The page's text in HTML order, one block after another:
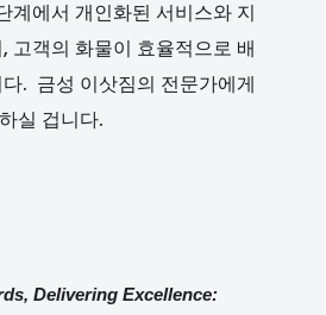
계에서 개인화된 서비스와 지
고객의 화물이 효율적으로 배
. 금성 이삿짐의 전문가에게
실 겁니다.
Delivering Excellence: